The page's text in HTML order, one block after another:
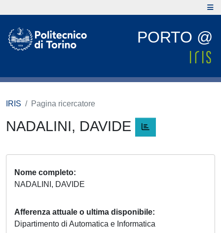
PORTO @
IRIS Pagina ricercatore
NADALINI, DAVIDE
Nome completo
NADALINI, DAVIDE
Afferenza attuale o ultima disponibile
Dipartimento di Automatica e Informatica